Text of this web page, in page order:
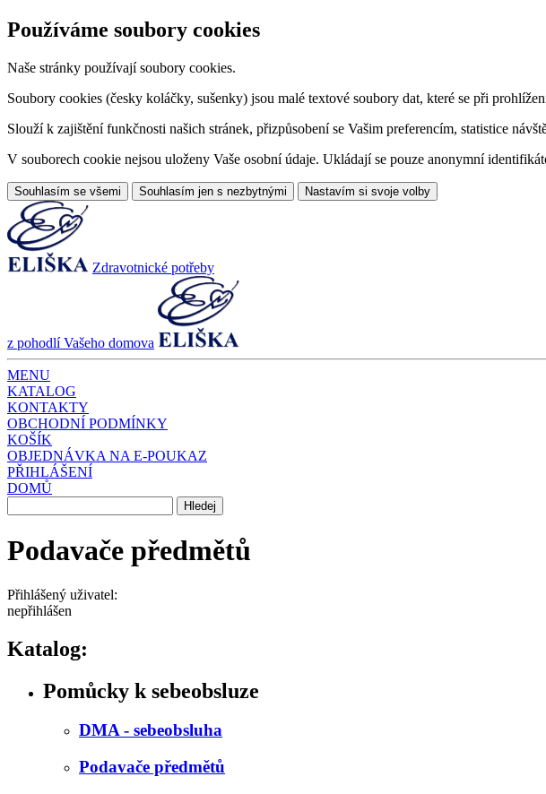
Používáme soubory cookies
Naše stránky používají soubory cookies.
Soubory cookies (česky koláčky, sušenky) jsou malé textové soubory dat, které se při
Slouží k zajištění funkčnosti našich stránek, přizpůsobení se Vašim preferencím, statistice
V souborech cookie nejsou uloženy Vaše osobní údaje. Ukládají se pouze anonymní
Souhlasím se všemi Souhlasím jen s nezbytnými Nastavím si svoje volby
Zdravotnické potřeby
z pohodlí Vašeho domova
MENU
KATALOG
KONTAKTY
OBCHODNÍ PODMÍNKY
KOŠÍK
OBJEDNÁVKA NA E-POUKAZ
PŘIHLÁŠENÍ
DOMŮ
Podavače předmětů
Přihlášený uživatel:
nepřihlášen
Katalog:
Pomůcky k sebeobsluze
DMA - sebeobsluha
Podavače předmětů